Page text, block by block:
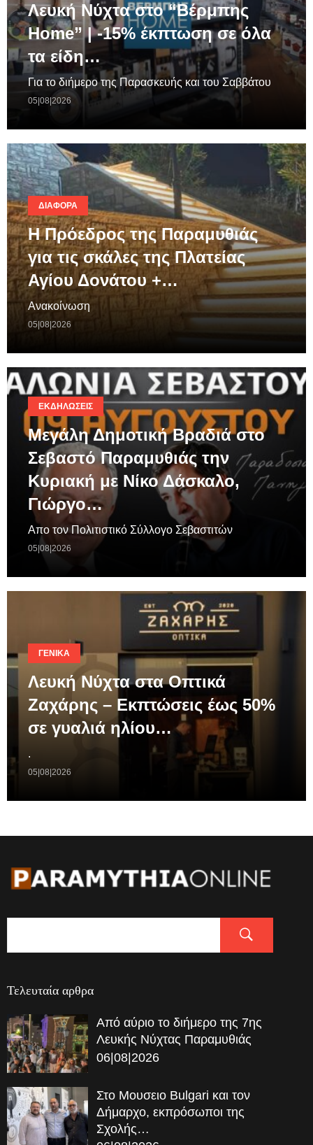
Λευκή Νύχτα στο “Βέρμπης
Home” | -15% έκπτωση σε όλα
τα είδη…
Για το διήμερο της Παρασκευής και του Σαββάτου
05|08|2026
ΔΙΆΦΟΡΑ
Η Πρόεδρος της Παραμυθιάς
για τις σκάλες της Πλατείας
Αγίου Δονάτου +…
Ανακοίνωση
05|08|2026
ΕΚΔΗΛΏΣΕΙΣ
Μεγάλη Δημοτική Βραδιά στο
Σεβαστό Παραμυθιάς την
Κυριακή με Νίκο Δάσκαλο,
Γιώργο…
Απο τον Πολιτιστικό Σύλλογο Σεβαστιτών
05|08|2026
ΓΕΝΙΚΆ
Λευκή Νύχτα στα Οπτικά
Ζαχάρης – Εκπτώσεις έως 50%
σε γυαλιά ηλίου…
.
05|08|2026
Τελευταία αρθρα
Από αύριο το διήμερο της 7ης
Λευκής Νύχτας Παραμυθιάς
06|08|2026
Στο Μουσειο Bulgari και τον
Δήμαρχο, εκπρόσωποι της
Σχολής…